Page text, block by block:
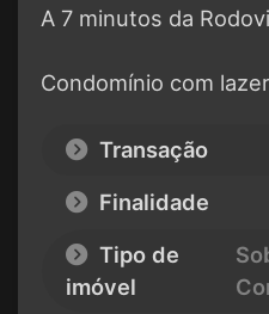
A 7 minutos da
Condomínio com
Transação
Finalidade
Tipo de
imóvel